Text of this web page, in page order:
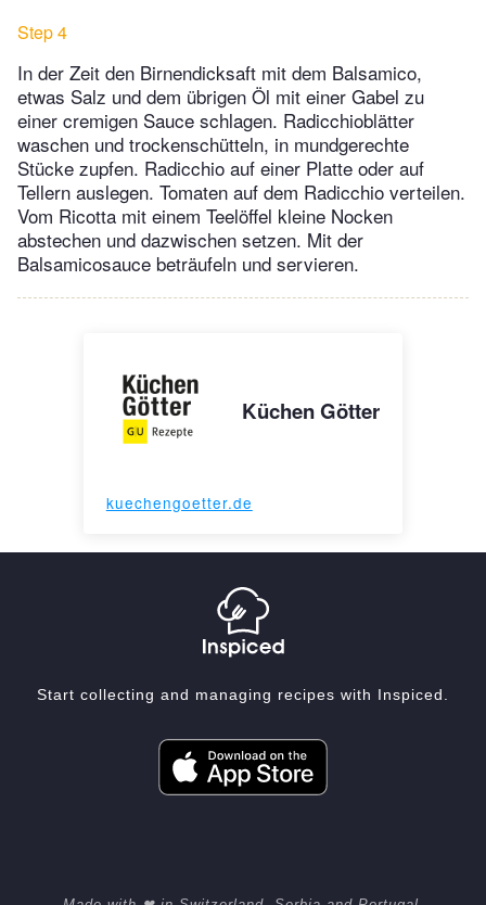
Step 4
In der Zeit den Birnendicksaft mit dem Balsamico,
etwas Salz und dem übrigen Öl mit einer Gabel zu
einer cremigen Sauce schlagen. Radicchioblätter
waschen und trockenschütteln, in mundgerechte
Stücke zupfen. Radicchio auf einer Platte oder auf
Tellern auslegen. Tomaten auf dem Radicchio verteilen.
Vom Ricotta mit einem Teelöffel kleine Nocken
abstechen und dazwischen setzen. Mit der
Balsamicosauce beträufeln und servieren.
Küchen Götter
kuechengoetter.de
Start collecting and managing recipes with Inspiced.